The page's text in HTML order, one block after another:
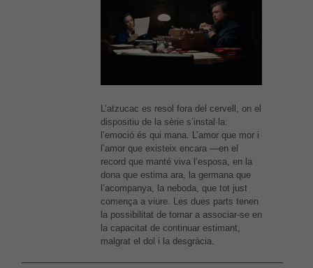
L’atzucac es resol fora del cervell, on el
dispositiu de la sèrie s’instal·la:
l’emoció és qui mana. L’amor que mor i
l’amor que existeix encara —en el
record que manté viva l’esposa, en la
dona que estima ara, la germana que
l’acompanya, la neboda, que tot just
comença a viure. Les dues parts tenen
la possibilitat de tornar a associar-se en
la capacitat de continuar estimant,
malgrat el dol i la desgràcia.